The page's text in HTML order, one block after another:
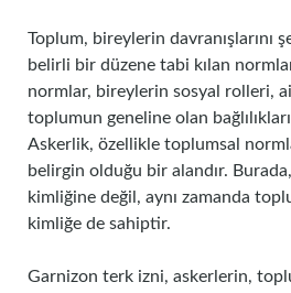
Toplum, bireylerin davranışlarını
belirli bir düzene tabi kılan
normlar, bireylerin sosyal rolleri,
toplumun geneline olan
Askerlik, özellikle toplumsal
belirgin olduğu bir alandır.
kimliğine değil, aynı zamanda
kimliğe de sahiptir.
Garnizon terk izni, askerlerin,